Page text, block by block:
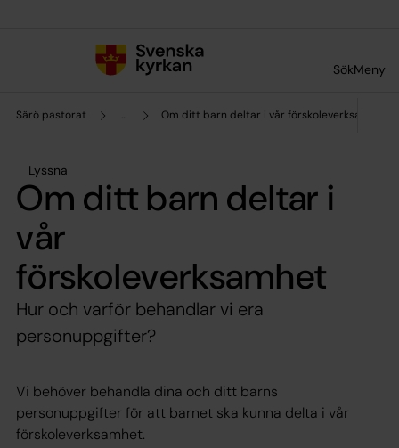
SökMeny
Särö pastorat ... Om ditt barn deltar i vår förskoleverksamhet
Lyssna
Om ditt barn deltar i
vår
förskoleverksamhet
Hur och varför behandlar vi era
personuppgifter?
Vi behöver behandla dina och ditt barns
personuppgifter för att barnet ska kunna delta i vår
förskoleverksamhet.